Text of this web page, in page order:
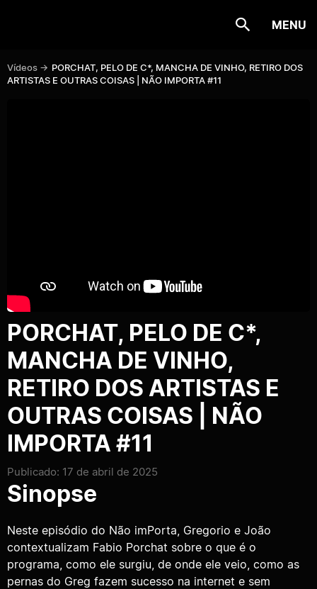
MENU
Vídeos -> PORCHAT, PELO DE C*, MANCHA DE VINHO, RETIRO DOS
ARTISTAS E OUTRAS COISAS | NÃO IMPORTA #11
PORCHAT, PELO DE C*,
MANCHA DE VINHO,
RETIRO DOS ARTISTAS E
OUTRAS COISAS | NÃO
IMPORTA #11
Publicado: 17 de abril de 2025
Sinopse
Neste episódio do Não imPorta, Gregorio e João
contextualizam Fabio Porchat sobre o que é o
programa, como ele surgiu, de onde ele veio, como as
pernas do Greg fazem sucesso na internet e sem